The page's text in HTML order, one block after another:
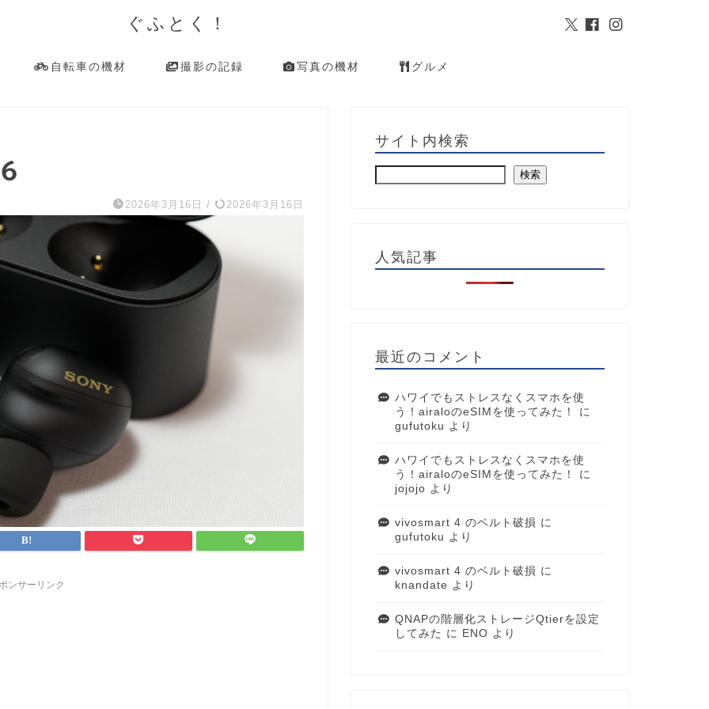
ぐふとく！
自転車の機材 撮影の記録 写真の機材 グルメ
2026年3月16日 / 2026年3月16日
ンサーリンク
サイト内検索
検索
人気記事
最近のコメント
ハワイでもストレスなくスマホを使
う！airaloのeSIMを使ってみた！
に
gufutoku より
ハワイでもストレスなくスマホを使
う！airaloのeSIMを使ってみた！
に
jojojo より
vivosmart 4 のベルト破損 に
gufutoku より
vivosmart 4 のベルト破損 に
knandate より
QNAPの階層化ストレージQtierを設定
してみた に ENO より